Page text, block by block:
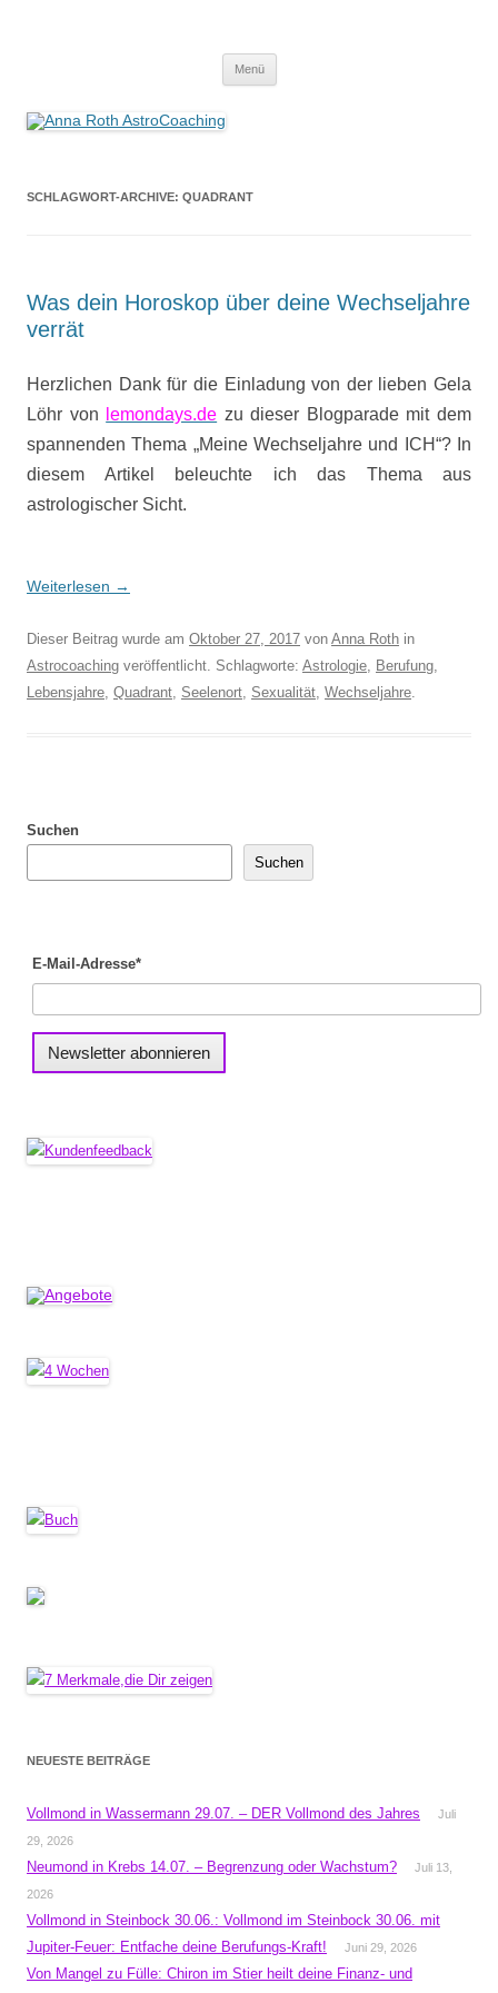
Menü
SCHLAGWORT-ARCHIVE: QUADRANT
Was dein Horoskop über deine Wechseljahre
verrät
Herzlichen Dank für die Einladung von der lieben Gela
Löhr von
lemondays.de zu dieser Blogparade mit dem
spannenden Thema „Meine Wechseljahre und ICH“? In
diesem Artikel beleuchte ich das Thema aus
astrologischer Sicht.
Weiterlesen →
Dieser Beitrag wurde am Oktober 27, 2017 von Anna Roth in
Astrocoaching veröffentlicht. Schlagworte: Astrologie, Berufung,
Lebensjahre, Quadrant, Seelenort, Sexualität, Wechseljahre.
Suchen
Suchen
E-Mail-Adresse*
NEUESTE BEITRÄGE
Vollmond in Wassermann 29.07. – DER Vollmond des Jahres
Juli
29, 2026
Neumond in Krebs 14.07. – Begrenzung oder Wachstum?
Juli 13,
2026
Vollmond in Steinbock 30.06.: Vollmond im Steinbock 30.06. mit
Jupiter-Feuer: Entfache deine Berufungs-Kraft!
Juni 29, 2026
Von Mangel zu Fülle: Chiron im Stier heilt deine Finanz- und